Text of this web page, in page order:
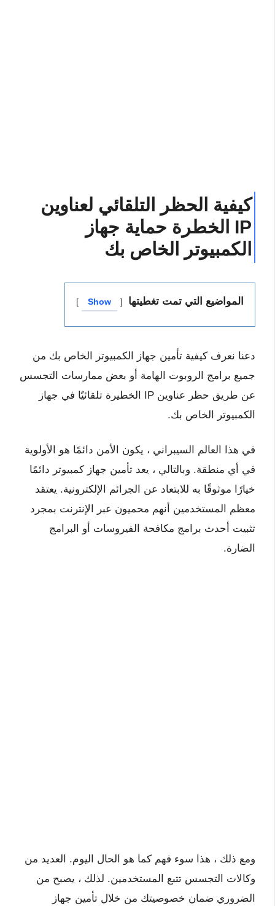
كيفية الحظر التلقائي لعناوين
IP الخطرة حماية جهاز
الكمبيوتر الخاص بك
المواضيع التي تمت تغطيتها Show
دعنا نعرف كيفية تأمين جهاز الكمبيوتر الخاص بك من
جميع برامج الروبوت الهامة أو بعض ممارسات التجسس
عن طريق حظر عناوين IP الخطيرة تلقائيًا في جهاز
الكمبيوتر الخاص بك.
في هذا العالم السيبراني ، يكون الأمن دائمًا هو الأولوية
في أي منطقة. وبالتالي ، يعد تأمين جهاز كمبيوتر دائمًا
خيارًا موثوقًا به للابتعاد عن الجرائم الإلكترونية. يعتقد
معظم المستخدمين أنهم محميون عبر الإنترنت بمجرد
تثبيت أحدث برامج مكافحة الفيروسات أو البرامج
الضارة.
ومع ذلك ، هذا سوء فهم كما هو الحال اليوم. العديد من
وكالات التجسس تتبع المستخدمين. لذلك ، يصبح من
الضروري ضمان خصوصيتك من خلال تأمين جهاز